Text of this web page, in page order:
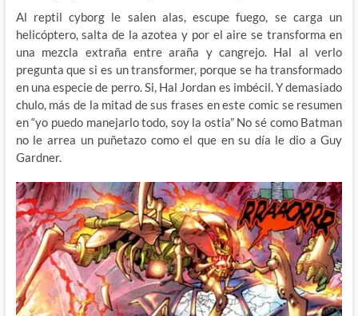
Al reptil cyborg le salen alas, escupe fuego, se carga un
helicóptero, salta de la azotea y por el aire se transforma en
una mezcla extraña entre araña y cangrejo. Hal al verlo
pregunta que si es un transformer, porque se ha transformado
en una especie de perro. Si, Hal Jordan es imbécil. Y demasiado
chulo, más de la mitad de sus frases en este comic se resumen
en “yo puedo manejarlo todo, soy la ostia” No sé como Batman
no le arrea un puñetazo como el que en su día le dio a Guy
Gardner.